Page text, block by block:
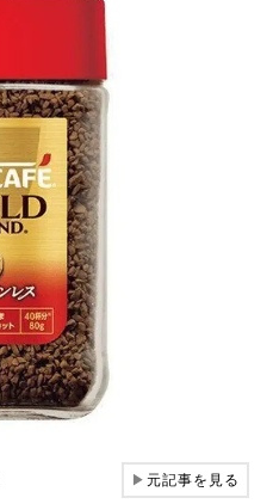
▶元記事を見る